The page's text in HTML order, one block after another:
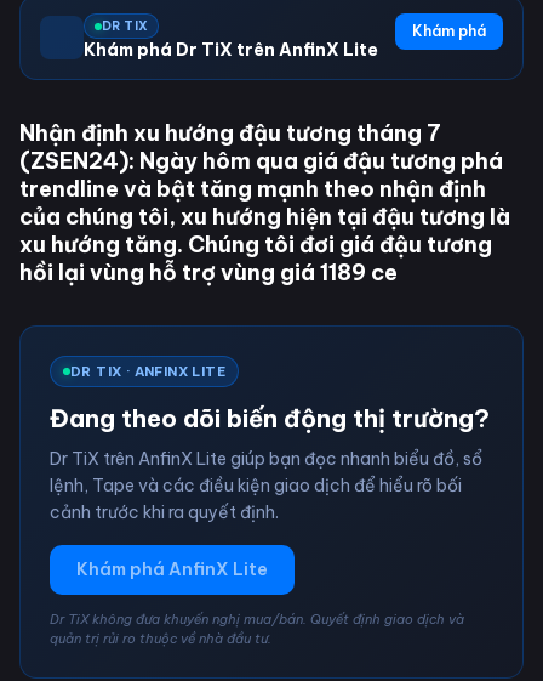
DR TIX
Khám phá Dr TiX trên AnfinX Lite
Khám phá
Nhận định xu hướng đậu tương tháng 7
(ZSEN24): Ngày hôm qua giá đậu tương phá
trendline và bật tăng mạnh theo nhận định
của chúng tôi, xu hướng hiện tại đậu tương là
xu hướng tăng. Chúng tôi đơi giá đậu tương
hồi lại vùng hỗ trợ vùng giá 1189 ce
DR TIX · ANFINX LITE
Đang theo dõi biến động thị trường?
Dr TiX trên AnfinX Lite giúp bạn đọc nhanh biểu đồ, sổ
lệnh, Tape và các điều kiện giao dịch để hiểu rõ bối
cảnh trước khi ra quyết định.
Khám phá AnfinX Lite
Dr TiX không đưa khuyến nghị mua/bán. Quyết định giao dịch và
quản trị rủi ro thuộc về nhà đầu tư.